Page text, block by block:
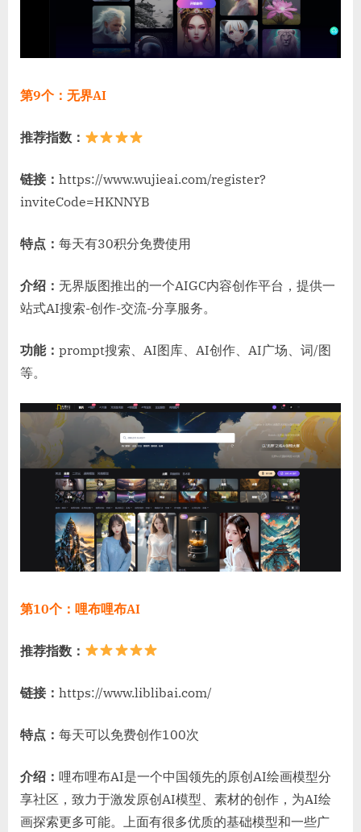
第9个：无界AI
推荐指数：
链接： https://www.wujieai.com/register?
inviteCode=HKNNYB
特点： 每天有30积分免费使用
介绍： 无界版图推出的一个AIGC内容创作平台，提供一
站式AI搜索-创作-交流-分享服务。
功能： prompt搜索、AI图库、AI创作、AI广场、词/图
等。
第10个：哩布哩布AI
推荐指数：
链接： https://www.liblibai.com/
特点： 每天可以免费创作100次
介绍： 哩布哩布AI是一个中国领先的原创AI绘画模型分
享社区，致力于激发原创AI模型、素材的创作，为AI绘
画探索更多可能。上面有很多优质的基础模型和一些广